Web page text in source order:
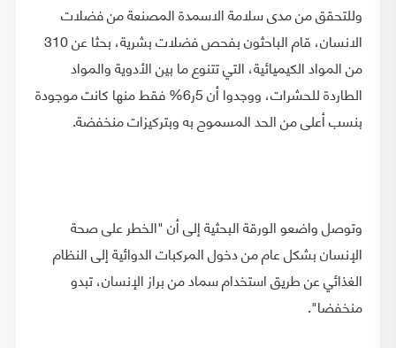
وللتحقق من مدى سلامة الاسمدة المصنعة من فضلات
الانسان، قام الباحثون بفحص فضلات بشرية، بحثا عن 310
من المواد الكيميائية، التي تتنوع ما بين الأدوية والمواد
الطاردة للحشرات، ووجدوا أن 5ر6% فقط منها كانت موجودة
بنسب أعلى من الحد المسموح به وبتركيزات منخفضة.
وتوصل واضعو الورقة البحثية إلى أن "الخطر على صحة
الإنسان بشكل عام من دخول المركبات الدوائية إلى النظام
الغذائي عن طريق استخدام سماد من براز الإنسان، تبدو
منخفضا".